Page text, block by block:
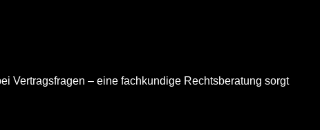
Vertragsfragen – eine fachkundige Rechtsberatung sorgt